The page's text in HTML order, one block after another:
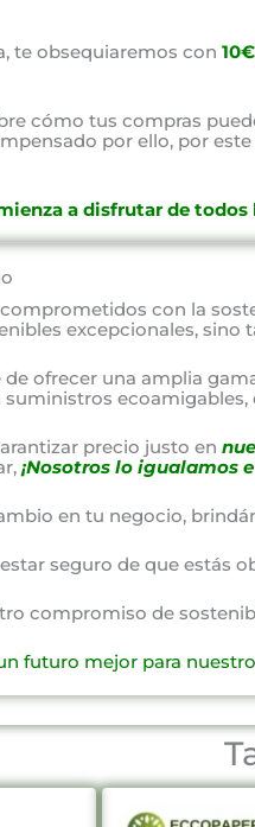
te obsequiaremos con 10€
cómo tus compras
por ello, por
a disfrutar de todos
con la
excepcionales, sino
ofrecer una amplia
precio justo en
¡Nosotros lo igualamos
en tu negocio,
seguro de que estás
compromiso de
futuro mejor para